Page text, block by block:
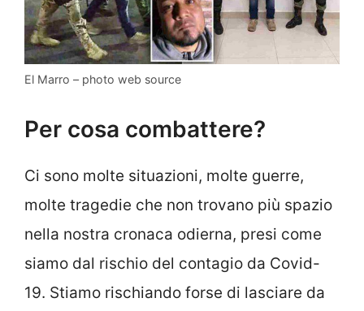
El Marro – photo web source
Per cosa combattere?
Ci sono molte situazioni, molte guerre,
molte tragedie che non trovano più spazio
nella nostra cronaca odierna, presi come
siamo dal rischio del contagio da Covid-
19. Stiamo rischiando forse di lasciare da